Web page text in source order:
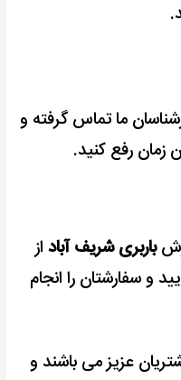
ما تماس گرفته و
زمان رفع کنید.
باربری شریف آباد از
و سفارشتان را انجام
عزیز می باشند و